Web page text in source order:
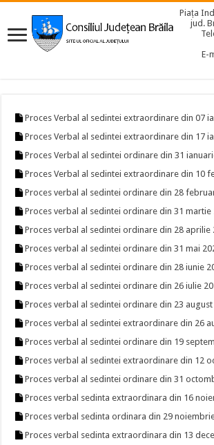
Piața
jud.
E-
Proces Verbal al sedintei extraordinare din 07
Proces Verbal al sedintei extraordinare din 17
Proces Verbal al sedintei ordinare din 31
Proces Verbal al sedintei extraordinare din 10
Proces verbal al sedintei ordinare din 28
Proces verbal al sedintei ordinare din 31
Proces verbal al sedintei ordinare din 28 aprilie
Proces verbal al sedintei ordinare din 31 mai
Proces verbal al sedintei ordinare din 28 iunie
Proces verbal al sedintei ordinare din 26 iulie
Proces verbal al sedintei ordinare din 23
Proces verbal al sedintei extraordinare din 26
Proces verbal al sedintei ordinare din 19
Proces verbal al sedintei extraordinare din 12
Proces verbal al sedintei ordinare din 31
Proces verbal sedinta extraordinara din 16
Proces verbal sedinta ordinara din 29
Proces verbal sedinta extraordinara din 13